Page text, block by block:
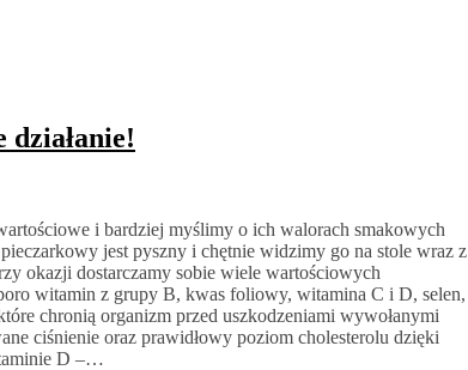
działanie!
i bardziej myślimy o ich walorach smakowych
jest pyszny i chętnie widzimy go na stole wraz z
okazji dostarczamy sobie wiele wartościowych
witamin z grupy B, kwas foliowy, witamina C i D, selen,
chronią organizm przed uszkodzeniami wywołanymi
ciśnienie oraz prawidłowy poziom cholesterolu dzięki
D –…